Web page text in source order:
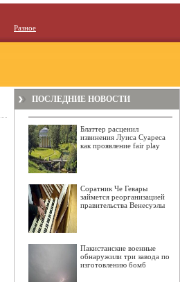
Разное
ПОСЛЕДНИЕ НОВОСТИ
Блаттер расценил
извинения Луиса Суареса
как проявление fair play
Соратник Че Гевары
займется реорганизацией
правительства Венесуэлы
Пакистанские военные
обнаружили три завода по
изготовлению бомб